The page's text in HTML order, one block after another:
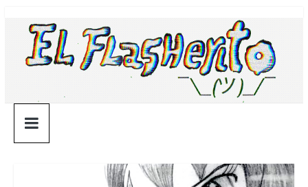
contenido
¯\_(ツ)_/
¯